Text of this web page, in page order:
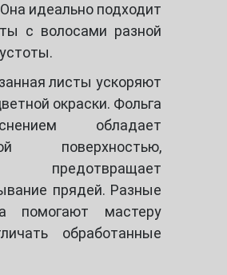
идеально подходит
с волосами разной
листы ускоряют
окраски. Фольга
обладает
поверхностью,
предотвращает
прядей. Разные
помогают мастеру
обработанные